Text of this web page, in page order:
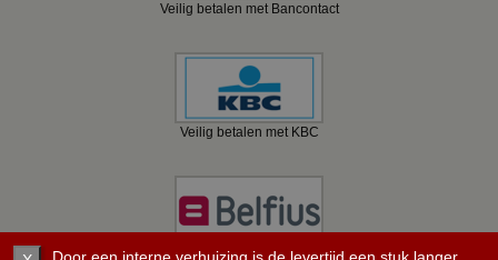
Veilig betalen met Bancontact
Veilig betalen met KBC
Veilig betalen met Belfius